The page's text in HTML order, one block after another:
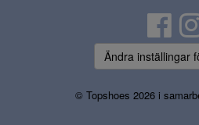
Ändra inställingar
© Topshoes 2026 i